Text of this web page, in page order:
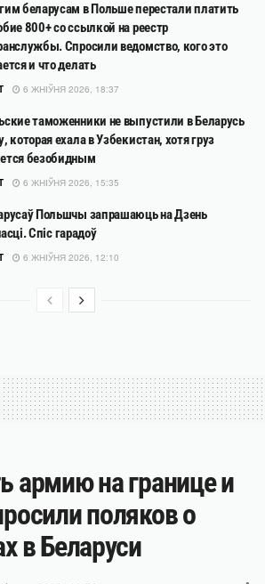
беларусам в Польше перестали платить
800+ со ссылкой на реестр
Спросили ведомство, кого это
и что делать
6 ЖНІЎНЯ 2026, 18:37
таможенники не выпустили в Беларусь
которая ехала в Узбекистан, хотя груз
безобидным
6 ЖНІЎНЯ 2026, 15:35
Польшчы запрашаюць на Дзень
Спіс гарадоў
6 ЖНІЎНЯ 2026, 12:10
армию на границе и
поляков о
в Беларуси